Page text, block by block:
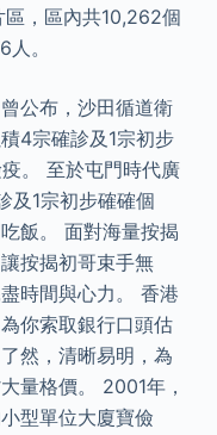
，區內共10,262個
。
公布，沙田循道衛
4宗確診及1宗初步
。 至於屯門時代廣
及1宗初步確確個
飯。 面對海量按揭
按揭初哥束手無
時間與心力。 香港
你索取銀行口頭估
然，清晰易明，為
量格價。 2001年，
型單位大廈寶儉